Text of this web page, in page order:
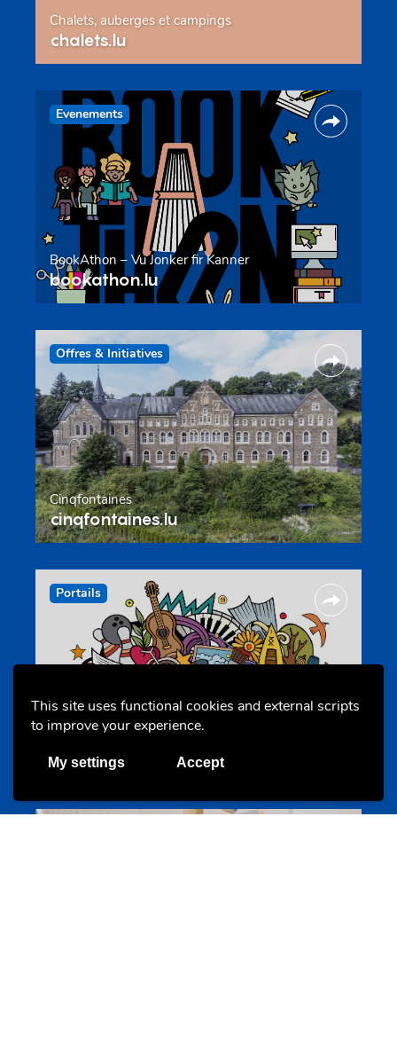
This site uses functional cookies and external scripts
to improve your experience.
My settings Accept
Chalets, auberges et campings
chalets.lu
Evenements
BookAthon – Vu Jonker fir Kanner
bookathon.lu
Offres & Initiatives
Cinqfontaines
cinqfontaines.lu
Portails
echwellechkann.lu